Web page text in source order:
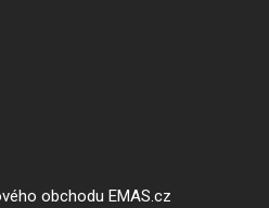
obchodu EMAS.cz